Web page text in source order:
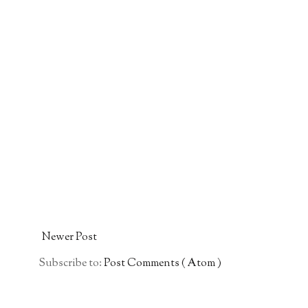
Newer Post
Subscribe to:Post Comments ( Atom )